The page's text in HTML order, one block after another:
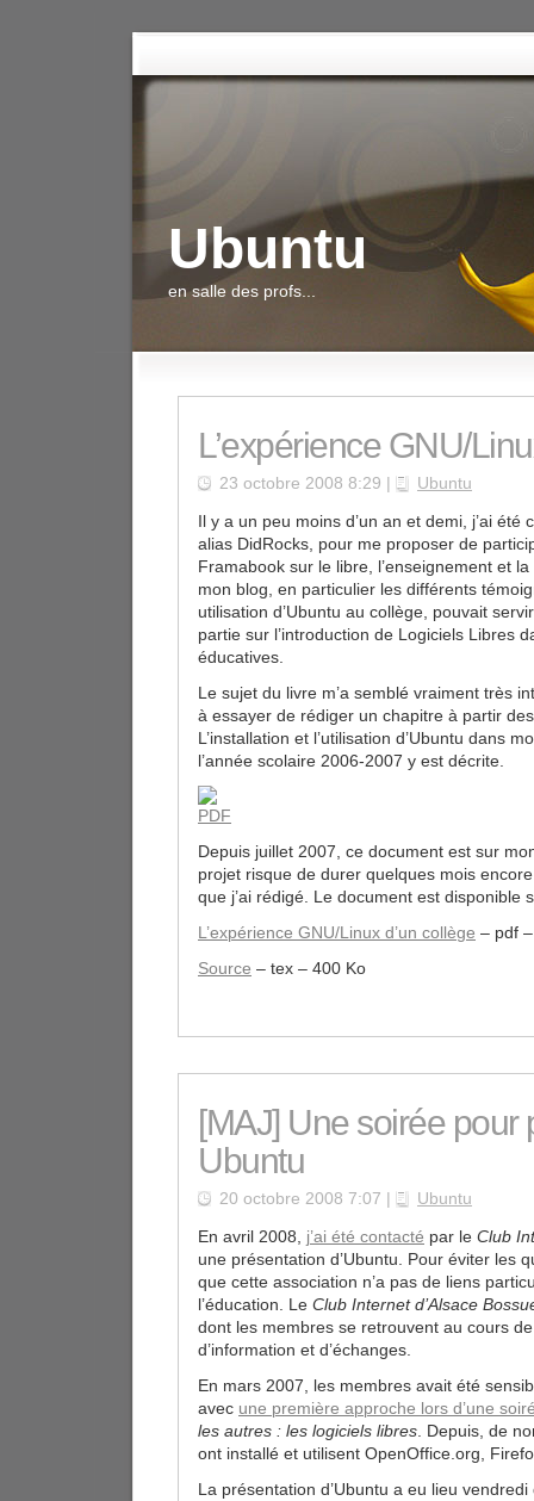
Ubuntu
en salle des profs...
L’expérience GNU/
23 octobre 2008 8:29 | Ubuntu
Il y a un peu moins d’un an et demi, j’ai
alias DidRocks, pour me proposer de
Framabook sur le libre, l’enseignement et
mon blog, en particulier les différents
utilisation d’Ubuntu au collège, pouvait
partie sur l’introduction de Logiciels Libres
éducatives.
Le sujet du livre m’a semblé vraiment très
à essayer de rédiger un chapitre à partir
L’installation et l’utilisation d’Ubuntu dans
l’année scolaire 2006-2007 y est décrite.
Depuis juillet 2007, ce document est sur
projet risque de durer quelques mois
que j’ai rédigé. Le document est disponible
L’expérience GNU/Linux d’un collège – pdf
Source – tex – 400 Ko
[MAJ] Une soirée pour
Ubuntu
20 octobre 2008 7:07 | Ubuntu
En avril 2008, j’ai été contacté par le Club
une présentation d’Ubuntu. Pour éviter les
que cette association n’a pas de liens
l’éducation. Le Club Internet d’Alsace
dont les membres se retrouvent au cours
d’information et d’échanges.
En mars 2007, les membres avait été
avec une première approche lors d’une
les autres : les logiciels libres. Depuis, de
ont installé et utilisent OpenOffice.org,
La présentation d’Ubuntu a eu lieu